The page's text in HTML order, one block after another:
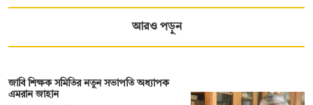
আরও পড়ুন
জাবি শিক্ষক সমিতির নতুন সভাপতি অধ্যাপক
এমরান জাহান